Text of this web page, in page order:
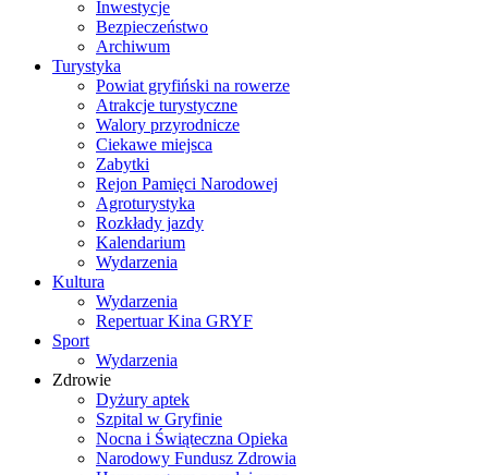
Inwestycje
Bezpieczeństwo
Archiwum
Turystyka
Powiat gryfiński na rowerze
Atrakcje turystyczne
Walory przyrodnicze
Ciekawe miejsca
Zabytki
Rejon Pamięci Narodowej
Agroturystyka
Rozkłady jazdy
Kalendarium
Wydarzenia
Kultura
Wydarzenia
Repertuar Kina GRYF
Sport
Wydarzenia
Zdrowie
Dyżury aptek
Szpital w Gryfinie
Nocna i Świąteczna Opieka
Narodowy Fundusz Zdrowia